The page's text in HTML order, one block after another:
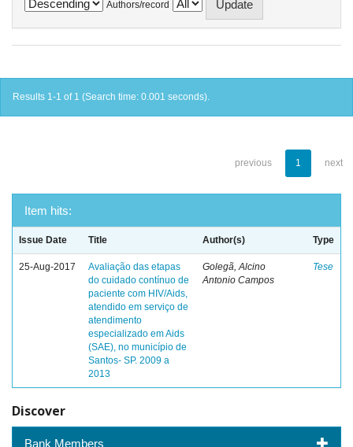
Authors/record
Results 1-1 of 1 (Search time: 0.001 seconds).
previous 1 next
Item hits:
Issue Date Title Author(s) Type
25-Aug-2017
Avaliação das etapas
do cuidado contínuo de
paciente com HIV/Aids,
atendido em serviço de
atendimento
especializado em Aids
(SAE), no município de
Santos- SP. 2009 a
2013
Golegã, Alcino
Antonio Campos
Tese
Discover
Bank Members